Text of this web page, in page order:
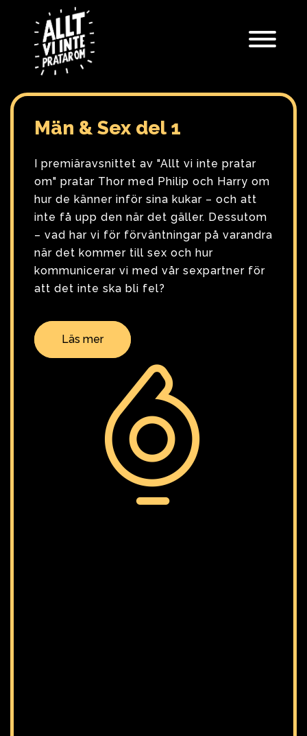
Män & Sex del 1
I premiäravsnittet av "Allt vi inte pratar
om" pratar Thor med Philip och Harry om
hur de känner inför sina kukar – och att
inte få upp den när det gäller. Dessutom
– vad har vi för förväntningar på varandra
när det kommer till sex och hur
kommunicerar vi med vår sexpartner för
att det inte ska bli fel?
Läs mer